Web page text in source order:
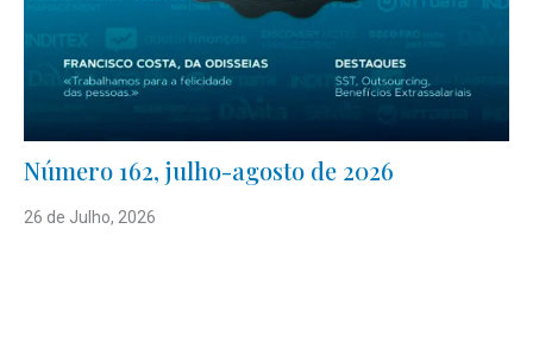
Número 162, julho-agosto de 2026
26 de Julho, 2026